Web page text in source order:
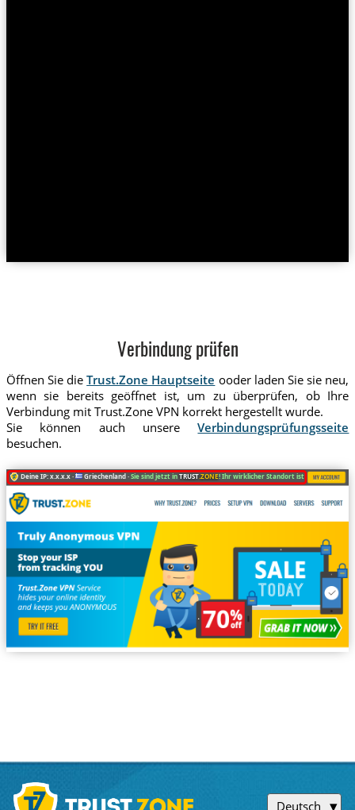
Verbindung prüfen
Öffnen Sie dieTrust.Zone Hauptseite ooder laden Sie sie neu,
wenn sie bereits geöffnet ist, um zu überprüfen, ob Ihre
Verbindung mit Trust.Zone VPN korrekt hergestellt wurde.
Sie können auch unsereVerbindungsprüfungsseite
besuchen.
Deine IP: x.x.x.x · Griechenland ·Sie sind jetzt inTRUST.ZONE! Ihr wirklicher Standort ist versteckt!
Deutsch